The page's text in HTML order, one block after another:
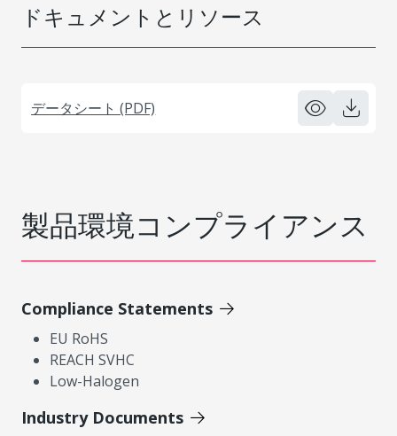
ドキュメントとリソース
データシート (PDF)
製品環境コンプライアンス
Compliance Statements
EU RoHS
REACH SVHC
Low-Halogen
Industry Documents